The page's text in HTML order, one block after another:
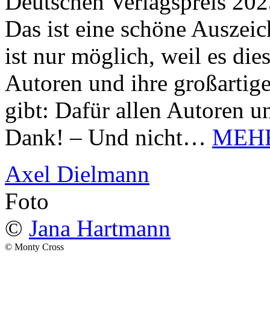
Das ist eine schöne
ist nur möglich, weil es
Autoren und ihre
gibt: Dafür allen Autoren
Dank! – Und nicht…
Axel Dielmann
Foto
© Jana Hartmann
© Monty Cross